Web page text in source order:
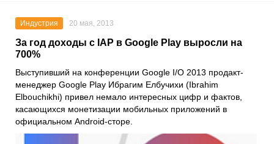
Индустрия 20 мая, 2013
За год доходы с IAP в Google Play выросли на
700%
Выступивший на конференции Google I/O 2013 продакт-
менеджер Google Play Ибрагим Елбучихи (Ibrahim
Elbоuchikhi) привел немало интересных цифр и фактов,
касающихся монетизации мобильных приложений в
официальном Android-сторе.